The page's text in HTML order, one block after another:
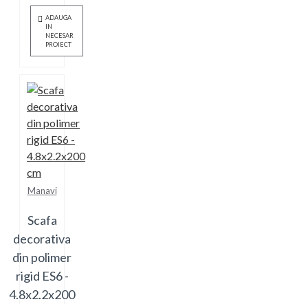
ADAUGA
IN
NECESAR
PROIECT
Manavi
Scafa
decorativa
din polimer
rigid ES6 -
4.8x2.2x200